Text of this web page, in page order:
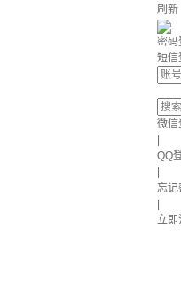
刷新
密码
短信
微信
QQ
忘记
立即